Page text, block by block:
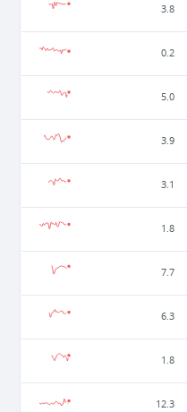
3.8
0.2
5.0
3.9
3.1
1.8
7.7
6.3
1.8
12.3